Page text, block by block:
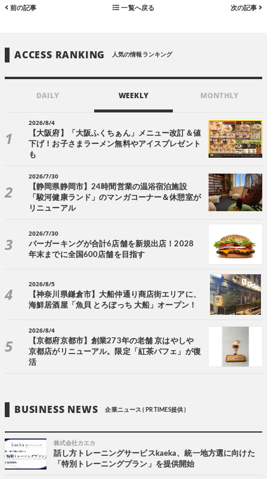
前の記事 一覧へ戻る 次の記事
ACCESS RANKING 人気の情報ランキング
DAILY WEEKLY MONTHLY
2026/8/4
【大阪府】「大阪ふくちぁん」メニュー改訂＆値
下げ！お子さまラーメン無料やアイスプレゼント
も
2026/7/30
【静岡県静岡市】24時間営業の温浴宿泊施設
「駿河健康ランド」のマンガコーナー＆休憩室が
リニューアル
2026/7/30
バーガーキングが合計6店舗を新規出店！2028
年末までに全国600店舗を目指す
2026/8/5
【神奈川県鎌倉市】大船仲通り商店街エリアに、
海鮮居酒屋「魚貝 とろぼっち 大船」オープン！
2026/8/4
【京都府京都市】創業273年の老舗 京はやしや
京都店がリニューアル。限定「紅茶パフェ」が復
活
BUSINESS NEWS 企業ニュース ( PR TIMES提供 )
株式会社カエカ
話し方トレーニングサービスkaeka、統一地方選に向けた
「特別トレーニングプラン」を提供開始